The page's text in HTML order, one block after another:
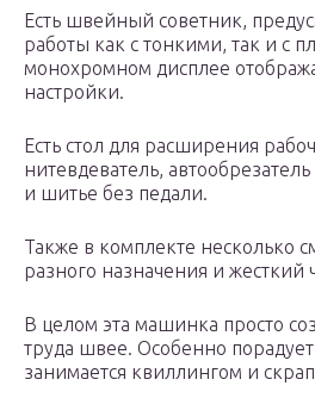
Есть швейный советник,
работы как с тонкими, так и с
монохромном дисплее
настройки.
Есть стол для расширения
нитевдеватель,
и шитье без педали.
Также в комплекте несколько
разного назначения и жесткий
В целом эта машинка просто
труда швее. Особенно
занимается квиллингом и